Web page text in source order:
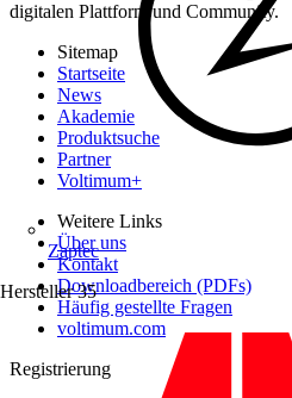
Zaptec
Hersteller 35
digitalen Plattform und Community.
Sitemap
Startseite
News
Akademie
Produktsuche
Partner
Voltimum+
Weitere Links
Über uns
Kontakt
Downloadbereich (PDFs)
Häufig gestellte Fragen
voltimum.com
Registrierung